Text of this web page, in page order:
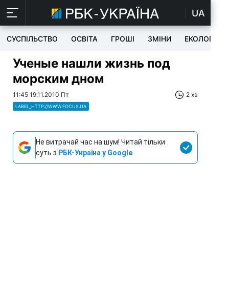
UA
СУСПІЛЬСТВО ОСВІТА ГРОШІ ЗМІНИ ЕКОЛОГІЯ
Ученые нашли жизнь под
морским дном
11:45 19.11.2010 Пт 2 хв
LABEL_HTTP://WWW.FOCUS.UA
Не витрачай час на шум! Читай тільки
суть з РБК-Україна у Google